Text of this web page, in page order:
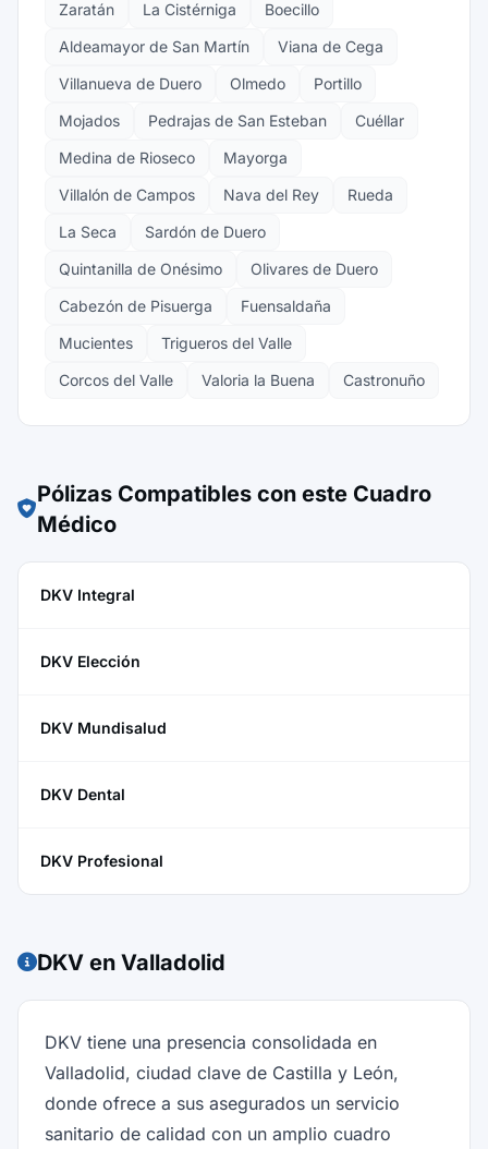
Zaratán La Cistérniga
Boecillo
Aldeamayor de San Martín
Viana de Cega
Villanueva de Duero
Olmedo
Portillo
Mojados
Pedrajas de San Esteban
Cuéllar
Medina de Rioseco
Mayorga
Villalón de Campos
Nava del Rey
Rueda
La Seca
Sardón de Duero
Quintanilla de Onésimo
Olivares de Duero
Cabezón de Pisuerga
Fuensaldaña
Mucientes
Trigueros del Valle
Corcos del Valle
Valoria la Buena Castronuño
Pólizas Compatibles con este Cuadro
Médico
DKV Integral
DKV Elección
DKV Mundisalud
DKV Dental
DKV Profesional
DKV en Valladolid
DKV tiene una presencia consolidada en
Valladolid, ciudad clave de Castilla y León,
donde ofrece a sus asegurados un servicio
sanitario de calidad con un amplio cuadro